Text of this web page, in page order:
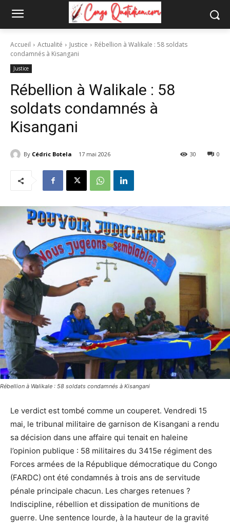
Accueil Actualité Justice
Rébellion à Walikale : 58 soldats
condamnés à Kisangani
Justice
Rébellion à Walikale : 58
soldats condamnés à
Kisangani
By Cédric Botela 17 mai 2026 0
30
Rébellion à Walikale : 58 soldats condamnés à Kisangani
Le verdict est tombé comme un couperet. Vendredi 15
mai, le tribunal militaire de garnison de Kisangani a rendu
sa décision dans une affaire qui tenait en haleine
l’opinion publique : 58 militaires du 3415e régiment des
Forces armées de la République démocratique du Congo
(FARDC) ont été condamnés à trois ans de servitude
pénale principale chacun. Les charges retenues ?
Indiscipline, rébellion et dissipation de munitions de
guerre. Une sentence lourde, à la hauteur de la gravité